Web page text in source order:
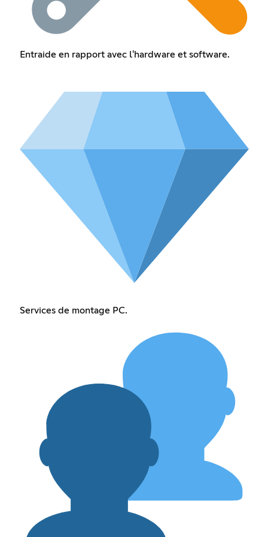
Entraide en rapport avec l'hardware et software.
Services de montage PC.